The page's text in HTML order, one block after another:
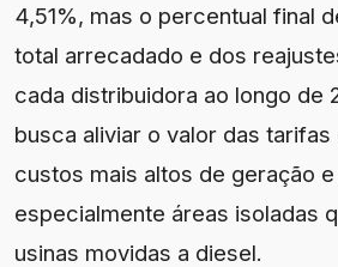
4,51%, mas o percentual final
total arrecadado e dos
cada distribuidora ao longo de
busca aliviar o valor das
custos mais altos de geração
especialmente áreas isoladas
usinas movidas a diesel.